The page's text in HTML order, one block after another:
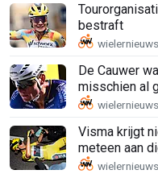
bestraft
De Cauwer
misschien al
Visma krijgt
meteen aan